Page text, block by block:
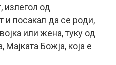
излегол од
и посакал да се роди,
или жена, туку од
Божја, која е